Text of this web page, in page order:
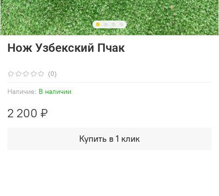
(0)
Наличие: В наличии
Нож Узбекский Пчак
2 200 ₽
Купить в 1 клик